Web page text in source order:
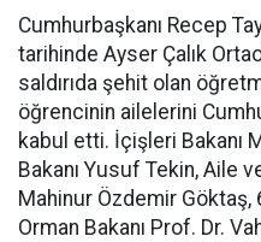
Cumhurbaşkanı Recep
tarihinde Ayser Çalık
saldırıda şehit olan
öğrencinin ailelerini
kabul etti. İçişleri Bakanı
Bakanı Yusuf Tekin, Aile
Mahinur Özdemir Göktaş,
Orman Bakanı Prof. Dr.